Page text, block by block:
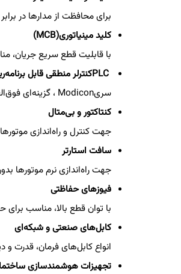
برای محافظت از مدارها در
کلید مینیاتوری(MCB)
با قابلیت قطع سریع جریان،
PLCکنترلر منطقی قابل
سریModicon ، گزینه‌ای
کنتاکتور و بی‌متال
جهت کنترل و راه‌اندازی
سافت استارتر
جهت راه‌اندازی نرم
فیوزهای حفاظتی
با توان قطع بالا، مناسب
کابل‌های صنعتی و شبکه‌ای
انواع کابل‌های فرمان، قدرت و
تجهیزات هوشمندسازی